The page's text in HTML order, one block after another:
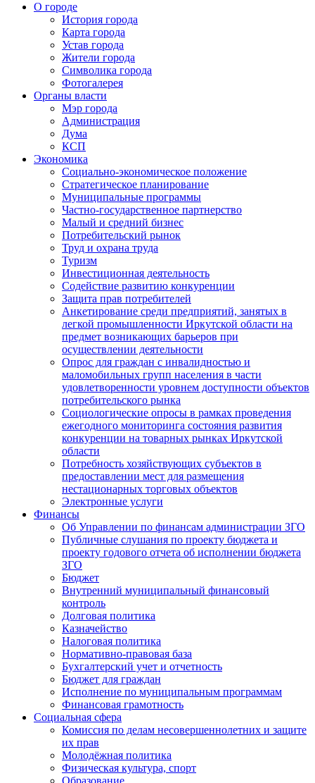
О городе
История города
Карта города
Устав города
Жители города
Символика города
Фотогалерея
Органы власти
Мэр города
Администрация
Дума
КСП
Экономика
Социально-экономическое положение
Стратегическое планирование
Муниципальные программы
Частно-государственное партнерство
Малый и средний бизнес
Потребительский рынок
Труд и охрана труда
Туризм
Инвестиционная деятельность
Содействие развитию конкуренции
Защита прав потребителей
Анкетирование среди предприятий, занятых в
легкой промышленности Иркутской области на
предмет возникающих барьеров при
осуществлении деятельности
Опрос для граждан с инвалидностью и
маломобильных групп населения в части
удовлетворенности уровнем доступности объектов
потребительского рынка
Социологические опросы в рамках проведения
ежегодного мониторинга состояния развития
конкуренции на товарных рынках Иркутской
области
Потребность хозяйствующих субъектов в
предоставлении мест для размещения
нестационарных торговых объектов
Электронные услуги
Финансы
Об Управлении по финансам администрации ЗГО
Публичные слушания по проекту бюджета и
проекту годового отчета об исполнении бюджета
ЗГО
Бюджет
Внутренний муниципальный финансовый
контроль
Долговая политика
Казначейство
Налоговая политика
Нормативно-правовая база
Бухгалтерский учет и отчетность
Бюджет для граждан
Исполнение по муниципальным программам
Финансовая грамотность
Социальная сфера
Комиссия по делам несовершеннолетних и защите
их прав
Молодёжная политика
Физическая культура, спорт
Образование